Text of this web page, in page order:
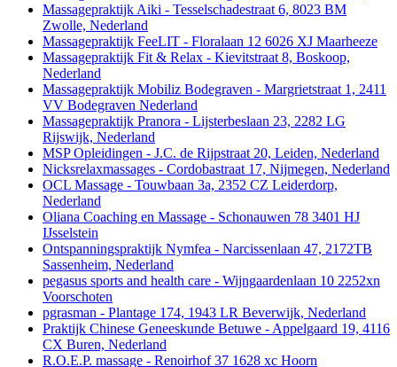
Massagepraktijk Aiki - Tesselschadestraat 6, 8023 BM
Zwolle, Nederland
Massagepraktijk FeeLIT - Floralaan 12 6026 XJ Maarheeze
Massagepraktijk Fit & Relax - Kievitstraat 8, Boskoop,
Nederland
Massagepraktijk Mobiliz Bodegraven - Margrietstraat 1, 2411
VV Bodegraven Nederland
Massagepraktijk Pranora - Lijsterbeslaan 23, 2282 LG
Rijswijk, Nederland
MSP Opleidingen - J.C. de Rijpstraat 20, Leiden, Nederland
Nicksrelaxmassages - Cordobastraat 17, Nijmegen, Nederland
OCL Massage - Touwbaan 3a, 2352 CZ Leiderdorp,
Nederland
Oliana Coaching en Massage - Schonauwen 78 3401 HJ
IJsselstein
Ontspanningspraktijk Nymfea - Narcissenlaan 47, 2172TB
Sassenheim, Nederland
pegasus sports and health care - Wijngaardenlaan 10 2252xn
Voorschoten
pgrasman - Plantage 174, 1943 LR Beverwijk, Nederland
Praktijk Chinese Geneeskunde Betuwe - Appelgaard 19, 4116
CX Buren, Nederland
R.O.E.P. massage - Renoirhof 37 1628 xc Hoorn